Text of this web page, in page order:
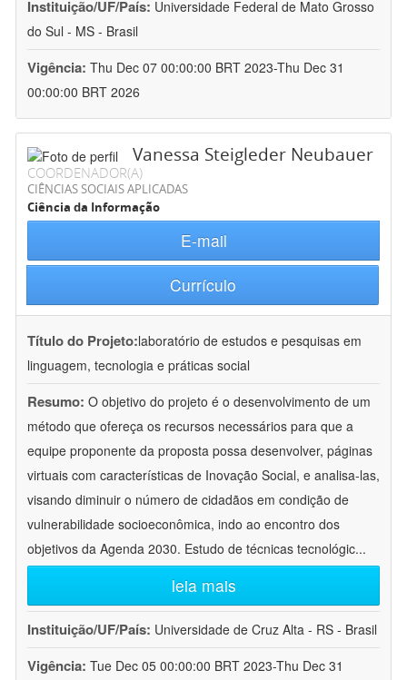
Instituição/UF/País: Universidade Federal de Mato Grosso
do Sul - MS - Brasil
Vigência: Thu Dec 07 00:00:00 BRT 2023-Thu Dec 31
00:00:00 BRT 2026
Vanessa Steigleder Neubauer
COORDENADOR(A)
CIÊNCIAS SOCIAIS APLICADAS
Ciência da Informação
E-mail
Currículo
Título do Projeto:laboratório de estudos e pesquisas em
linguagem, tecnologia e práticas social
Resumo: O objetivo do projeto é o desenvolvimento de um
método que ofereça os recursos necessários para que a
equipe proponente da proposta possa desenvolver, páginas
virtuais com características de Inovação Social, e analisa-las,
visando diminuir o número de cidadãos em condição de
vulnerabilidade socioeconômica, indo ao encontro dos
objetivos da Agenda 2030. Estudo de técnicas tecnológic...
leia mais
Instituição/UF/País: Universidade de Cruz Alta - RS - Brasil
Vigência: Tue Dec 05 00:00:00 BRT 2023-Thu Dec 31